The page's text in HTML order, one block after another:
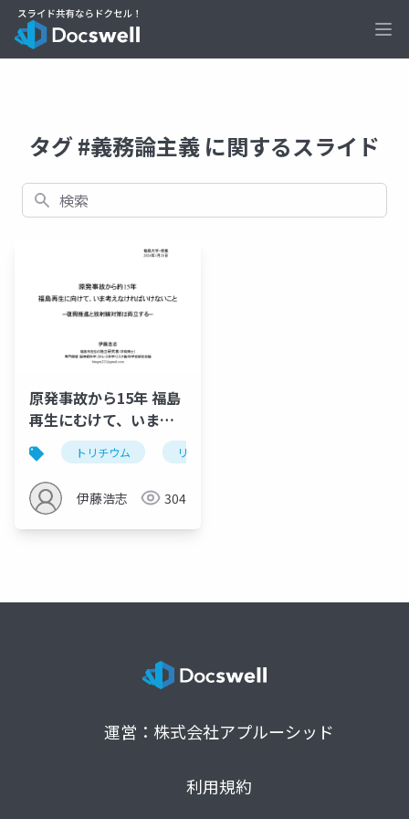
タグ #義務論主義 に関するスライド
検索
原発事故から15年 福島
再生にむけて、いま考
えなければいけないこ
と＝復興推進と放射線
対策は両立する＝
トリチウム リスク
伊藤浩志 304
運営：株式会社アプルーシッド
利用規約